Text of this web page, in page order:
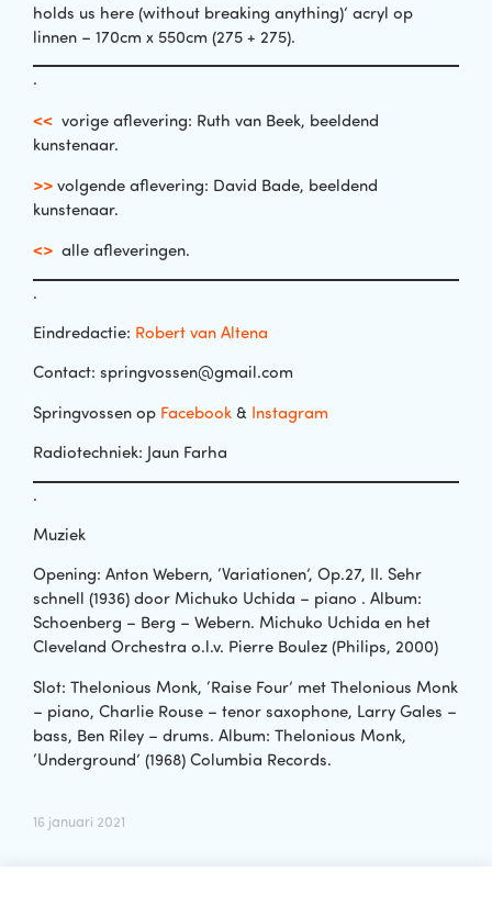
holds us here (without breaking anything)’ acryl op
linnen – 170cm x 550cm (275 + 275).
.
<< vorige aflevering: Ruth van Beek, beeldend
kunstenaar.
>> volgende aflevering: David Bade, beeldend
kunstenaar.
<> alle afleveringen.
.
Eindredactie: Robert van Altena
Contact: springvossen@gmail.com
Springvossen op Facebook & Instagram
Radiotechniek: Jaun Farha
.
Muziek
Opening: Anton Webern, ‘Variationen’, Op.27, II. Sehr
schnell (1936) door Michuko Uchida – piano . Album:
Schoenberg – Berg – Webern. Michuko Uchida en het
Cleveland Orchestra o.l.v. Pierre Boulez (Philips, 2000)
Slot: Thelonious Monk, ‘Raise Four’ met Thelonious Monk
– piano, Charlie Rouse – tenor saxophone, Larry Gales –
bass, Ben Riley – drums. Album: Thelonious Monk,
‘Underground’ (1968) Columbia Records.
16 januari 2021